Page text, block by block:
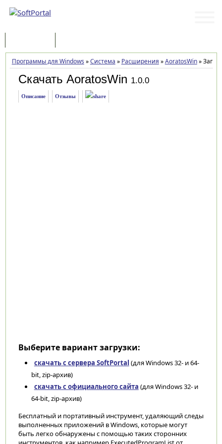
Программы для Windows »Система » Расширения »AoratosWin»
Скачать AoratosWin 1.0.0
Описание Отзывы
Выберите вариант загрузки:
скачать с сервера SoftPortal (для Windows 32- и 64-
bit, zip-архив)
скачать с официального сайта (для Windows 32- и
64-bit, zip-архив)
Бесплатный и портативный инструмент, удаляющий следы
выполненных приложений в Windows, которые могут
быть легко обнаружены с помощью таких сторонних